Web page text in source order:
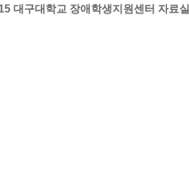
대구대학교 장애학생지원센터 자료